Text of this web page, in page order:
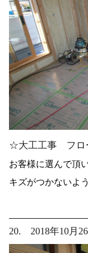
☆大工工事 フロ
お客様に選んで頂
キズがつかないよ
20. 2018年10月26